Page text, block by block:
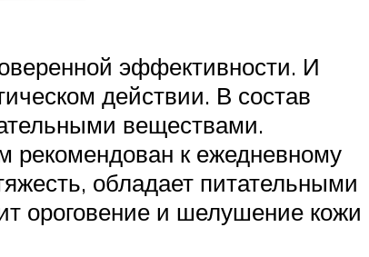
эффективности. И
действии. В состав
веществами.
рекомендован к ежедневному
обладает питательными
ороговение и шелушение кожи